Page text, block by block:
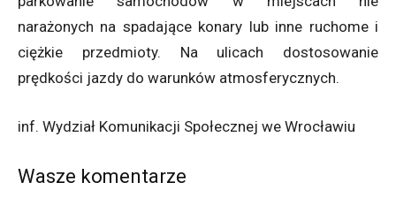
narażonych na spadające konary lub inne ruchome i
ciężkie przedmioty. Na ulicach dostosowanie
prędkości jazdy do warunków atmosferycznych.
inf. Wydział Komunikacji Społecznej we Wrocławiu
Wasze komentarze